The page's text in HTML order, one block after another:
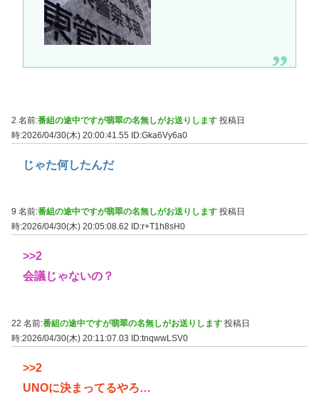
2 名前:番組の途中ですが翡翠の名無しがお送りします 投稿日
時:2026/04/30(木) 20:00:41.55 ID:Gka6Vy6a0
じゃた何したんだ
9 名前:番組の途中ですが翡翠の名無しがお送りします 投稿日
時:2026/04/30(木) 20:05:08.62
ID:r+T1h8sH0
>>2
会議じゃないの？
22 名前:番組の途中ですが翡翠の名無しがお送りします 投稿日
時:2026/04/30(木) 20:11:07.03
ID:tnqwwLSV0
>>2
UNOに決まってるやろ…